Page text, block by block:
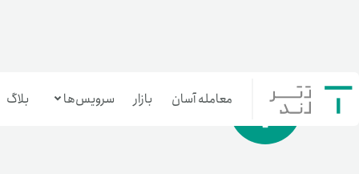
معامله آسان بازار سرویس‌ها بلاگ